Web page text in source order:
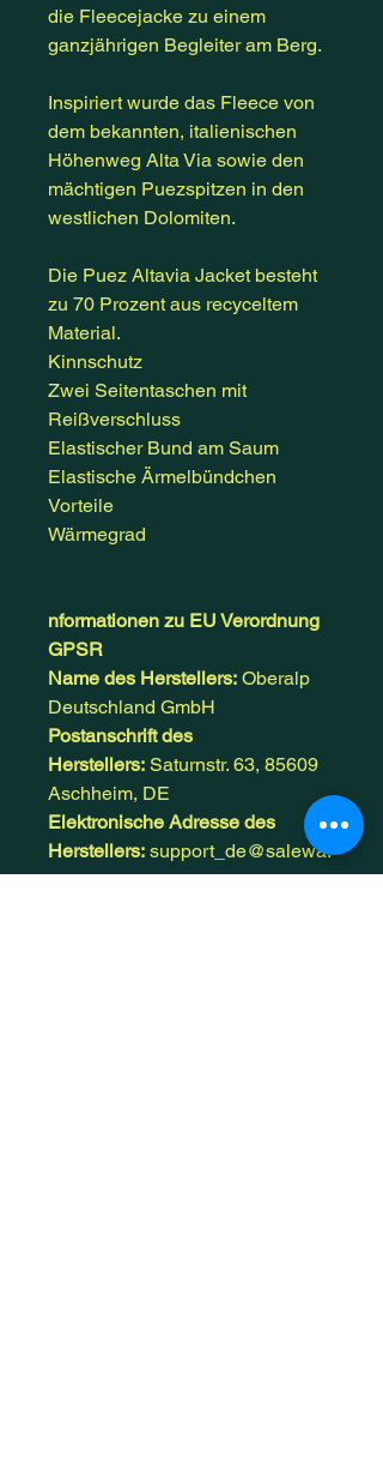
die Fleecejacke zu einem
ganzjährigen Begleiter am Berg.
Inspiriert wurde das Fleece von
dem bekannten, italienischen
Höhenweg Alta Via sowie den
mächtigen Puezspitzen in den
westlichen Dolomiten.
Die Puez Altavia Jacket besteht
zu 70 Prozent aus recyceltem
Material.
Kinnschutz
Zwei Seitentaschen mit
Reißverschluss
Elastischer Bund am Saum
Elastische Ärmelbündchen
Vorteile
Wärmegrad
nformationen zu EU Verordnung
GPSR
Name des Herstellers: Oberalp
Deutschland GmbH
Postanschrift des
Herstellers: Saturnstr. 63, 85609
Aschheim, DE
Elektronische Adresse des
Herstellers: support_de@salewa.
com